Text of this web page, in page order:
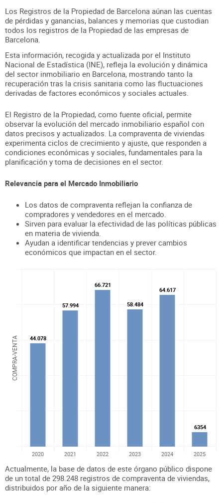
Los Registros de la Propiedad de Barcelona aúnan las cuentas
de pérdidas y ganancias, balances y memorias que custodian
todos los registros de la Propiedad de las empresas de
Barcelona
Esta información, recogida y actualizada por el Instituto
Nacional de Estadística (INE), refleja la evolución y dinámica
del sector inmobiliario en Barcelona, mostrando tanto la
recuperación tras la crisis sanitaria como las fluctuaciones
derivadas de factores económicos y sociales actuales.
El Registro de la Propiedad, como fuente oficial, permite
observar la evolución del mercado inmobiliario español con
datos precisos y actualizados. La compraventa de viviendas
experimenta ciclos de crecimiento y ajuste, que responden a
condiciones económicas y sociales, fundamentales para la
planificación y toma de decisiones en el sector.
Relevancia para el Mercado Inmobiliario
Los datos de compraventa reflejan la confianza de
compradores y vendedores en el mercado.
Sirven para evaluar la efectividad de las políticas públicas
en materia de vivienda.
Ayudan a identificar tendencias y prever cambios
económicos que impactan en el sector.
COMPRA-VENTA 44.078
44.078
57.994
57.994
66.721
66.721
58.484
58.484
64.617
64.617
6354
6354
2020 2021 2022 2023 2024 2025
Actualmente, la base de datos de este órgano público dispone
de un total de 298.248 registros de compraventa de viviendas,
distribuidos por año de la siguiente manera: